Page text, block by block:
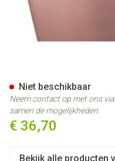
€ 36,70
Niet beschikbaar
Neem contact op met ons
samen de mogelijkheden.
Bekijk alle producten